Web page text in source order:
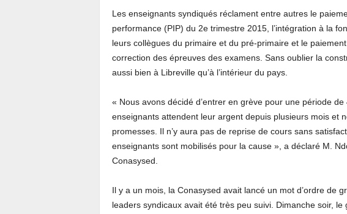
Les enseignants syndiqués réclament entre autres le
performance (PIP) du 2e trimestre 2015, l’intégration à la
leurs collègues du primaire et du pré-primaire et le
correction des épreuves des examens. Sans oublier la
aussi bien à Libreville qu’à l’intérieur du pays.
« Nous avons décidé d’entrer en grève pour une période
enseignants attendent leur argent depuis plusieurs mois et
promesses. Il n’y aura pas de reprise de cours sans
enseignants sont mobilisés pour la cause », a déclaré M.
Conasysed.
Il y a un mois, la Conasysed avait lancé un mot d’ordre de
leaders syndicaux avait été très peu suivi. Dimanche soir,